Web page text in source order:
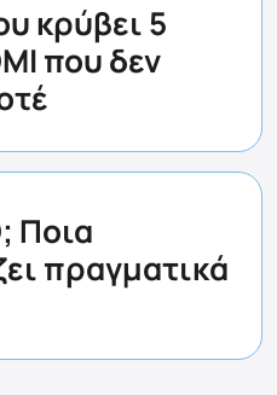
κρύβει 5
που δεν
Ποια
πραγματικά